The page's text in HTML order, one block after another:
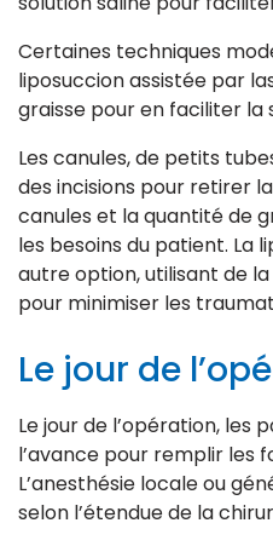
Certaines techniques
liposuccion assistée par
graisse pour en faciliter la
Les canules, de petits
des incisions pour retirer
canules et la quantité de
les besoins du patient. La
autre option, utilisant de
pour minimiser les
Le jour de
Le jour de l’opération, les
l’avance pour remplir les
L’anesthésie locale ou
selon l’étendue de la